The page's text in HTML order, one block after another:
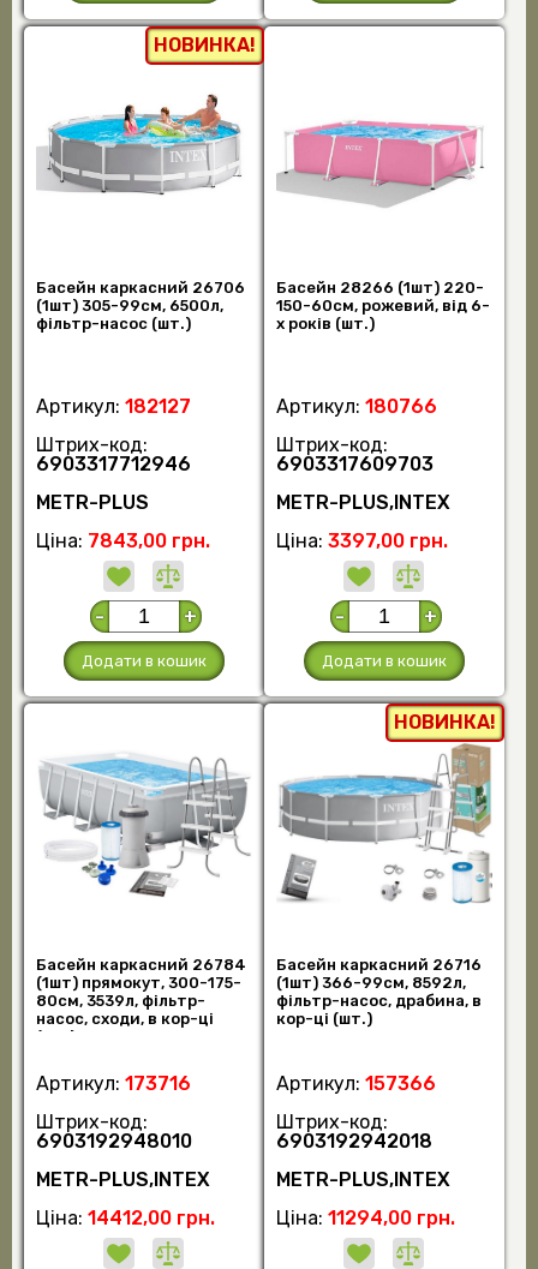
НОВИНКА!
Басейн каркасний 26706
(1шт) 305-99см, 6500л,
фільтр-насос (шт.)
Артикул: 182127
Штрих-код:
6903317712946
METR-PLUS
Ціна: 7843,00 грн.
- +
Додати в кошик
Басейн 28266 (1шт) 220-
150-60см, рожевий, вiд 6-
х рокiв (шт.)
Артикул: 180766
Штрих-код:
6903317609703
METR-PLUS,INTEX
Ціна: 3397,00 грн.
- +
Додати в кошик
Басейн каркасний 26784
(1шт) прямокут, 300-175-
80см, 3539л, фільтр-
насос, сходи, в кор-ці
(шт.)
Артикул: 173716
Штрих-код:
6903192948010
METR-PLUS,INTEX
Ціна: 14412,00 грн.
НОВИНКА!
Басейн каркасний 26716
(1шт) 366-99см, 8592л,
фільтр-насос, драбина, в
кор-ці (шт.)
Артикул: 157366
Штрих-код:
6903192942018
METR-PLUS,INTEX
Ціна: 11294,00 грн.